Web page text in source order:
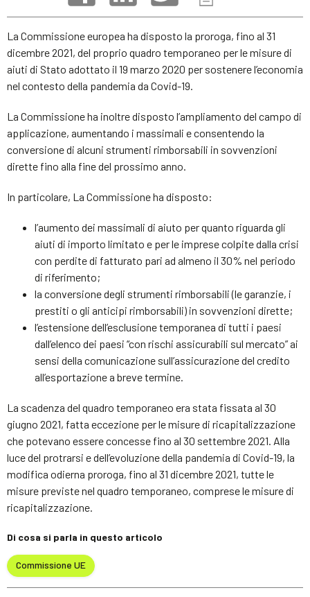
La Commissione europea ha disposto la proroga, fino al 31
dicembre 2021, del proprio quadro temporaneo per le misure di
aiuti di Stato adottato il 19 marzo 2020 per sostenere l’economia
nel contesto della pandemia da Covid-19.
La Commissione ha inoltre disposto l’ampliamento del campo di
applicazione, aumentando i massimali e consentendo la
conversione di alcuni strumenti rimborsabili in sovvenzioni
dirette fino alla fine del prossimo anno.
In particolare, La Commissione ha disposto:
l’aumento dei massimali di aiuto per quanto riguarda gli
aiuti di importo limitato e per le imprese colpite dalla crisi
con perdite di fatturato pari ad almeno il 30% nel periodo
di riferimento;
la conversione degli strumenti rimborsabili (le garanzie, i
prestiti o gli anticipi rimborsabili) in sovvenzioni dirette;
l’estensione dell’esclusione temporanea di tutti i paesi
dall’elenco dei paesi “con rischi assicurabili sul mercato” ai
sensi della comunicazione sull’assicurazione del credito
all’esportazione a breve termine.
La scadenza del quadro temporaneo era stata fissata al 30
giugno 2021, fatta eccezione per le misure di ricapitalizzazione
che potevano essere concesse fino al 30 settembre 2021. Alla
luce del protrarsi e dell’evoluzione della pandemia di Covid-19, la
modifica odierna proroga, fino al 31 dicembre 2021, tutte le
misure previste nel quadro temporaneo, comprese le misure di
ricapitalizzazione.
Di cosa si parla in questo articolo
Commissione UE